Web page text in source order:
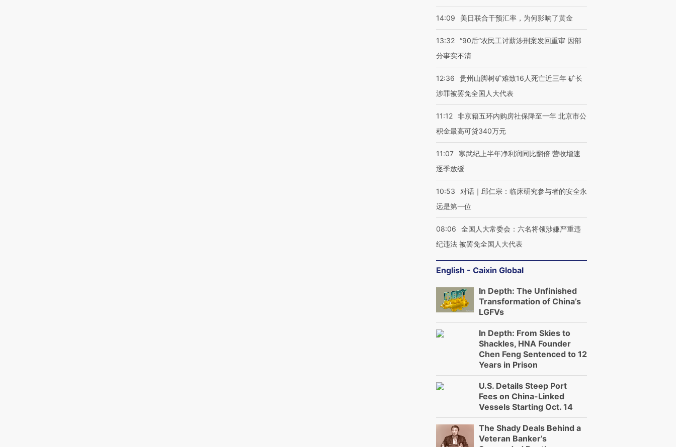
14:09 美日联合干预汇率，为何影响了黄金
13:32 “90后”农民工讨薪涉刑案发回重审 因部
分事实不清
12:36
贵州山脚树矿难致16人死亡近三年 矿长
涉罪被罢免全国人大代表
11:12 非京籍五环内购房社保降至一年 北京市公
积金最高可贷340万元
11:07
寒武纪上半年净利润同比翻倍 营收增速
逐季放缓
10:53
对话｜邱仁宗：临床研究参与者的安全永
远是第一位
08:06
全国人大常委会：六名将领涉嫌严重违
纪违法 被罢免全国人大代表
English - Caixin Global
In Depth: The Unfinished
Transformation of China’s
LGFVs
In Depth: From Skies to
Shackles, HNA Founder
Chen Feng Sentenced to 12
Years in Prison
U.S. Details Steep Port
Fees on China-Linked
Vessels Starting Oct. 14
The Shady Deals Behind a
Veteran Banker’s